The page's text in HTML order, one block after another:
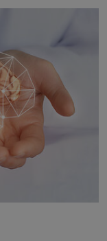
zbytky semínek
s